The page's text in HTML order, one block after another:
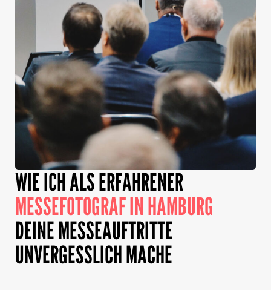
WIE ICH ALS ERFAHRENER
MESSEFOTOGRAF IN HAMBURG
DEINE MESSEAUFTRITTE
UNVERGESSLICH MACHE